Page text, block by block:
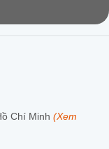
Chí Minh (Xem